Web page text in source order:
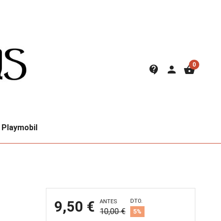
contact_support person shopping_basket0
Playmobil
9,50 € ANTES
10,00 €
DTO.
5%